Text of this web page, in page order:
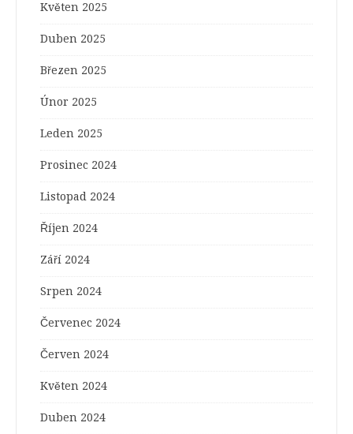
Květen 2025
Duben 2025
Březen 2025
Únor 2025
Leden 2025
Prosinec 2024
Listopad 2024
Říjen 2024
Září 2024
Srpen 2024
Červenec 2024
Červen 2024
Květen 2024
Duben 2024